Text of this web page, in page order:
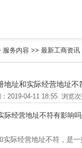
服务内容 >>最新工商资讯
地址和实际经营地址不
2019-04-11 18:55 浏览
际经营地址不符有影响吗
实际经营地址不符，是